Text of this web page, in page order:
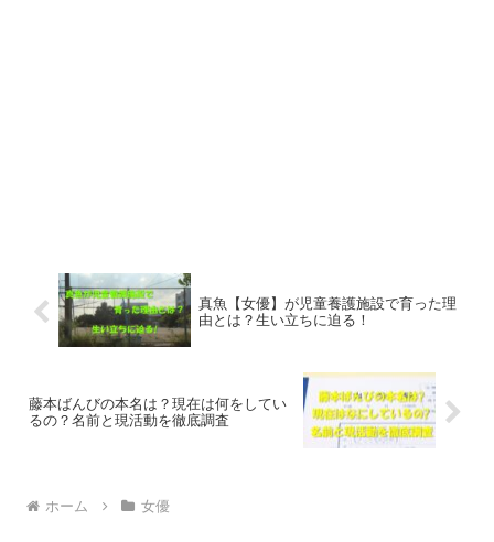
真魚【女優】が児童養護施設で育った理
由とは？生い立ちに迫る！
藤本ばんびの本名は？現在は何をしてい
るの？名前と現活動を徹底調査
ホーム 女優